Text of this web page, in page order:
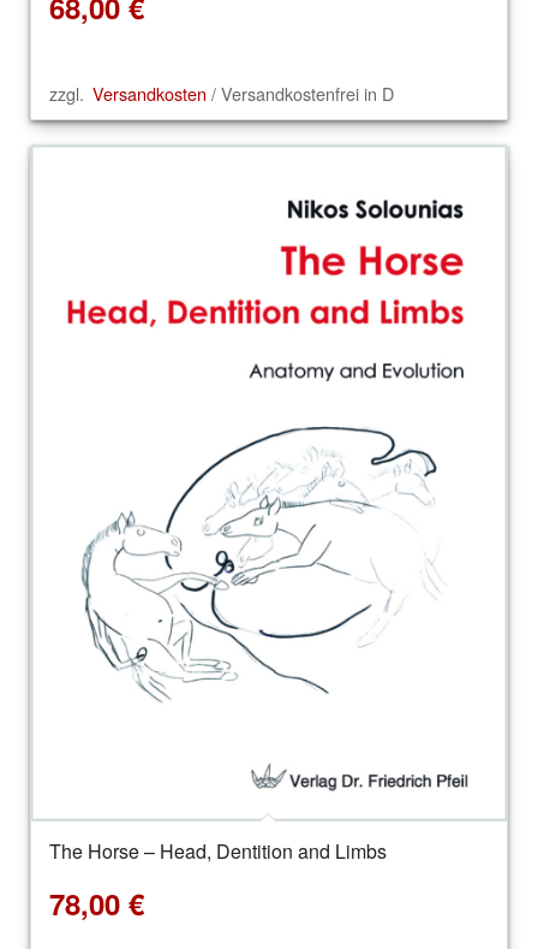
zzgl. Versandkosten / Versandkostenfrei in D
The Horse – Head, Dentition and Limbs
78,00 €